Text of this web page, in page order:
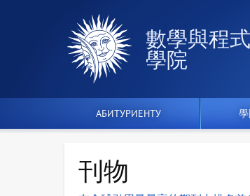
數學與程
學院
АБИТУРИЕНТУ
刊物